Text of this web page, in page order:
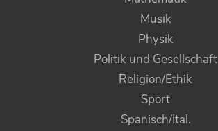
Musik
Physik
Politik und Gesellschaft
Religion/Ethik
Sport
Spanisch/Ital.